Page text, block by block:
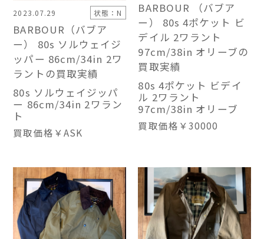
2023.07.29 状態：N
BARBOUR（バブア
ー） 80s ソルウェイジ
ッパー 86cm/34in 2ワ
ラントの買取実績
80s ソルウェイジッパ
ー 86cm/34in 2ワラン
ト
買取価格 ￥ASK
BARBOUR （バブア
ー） 80s 4ポケット ビ
デイル 2ワラント
97cm/38in オリーブの
買取実績
80s 4ポケット ビデイ
ル 2ワラント
97cm/38in オリーブ
買取価格 ￥30000